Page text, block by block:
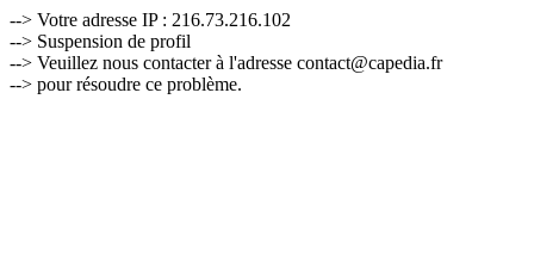
--> Votre adresse IP : 216.73.216.102
--> Suspension de profil
--> Veuillez nous contacter à l'adresse contact@capedia.fr
--> pour résoudre ce problème.